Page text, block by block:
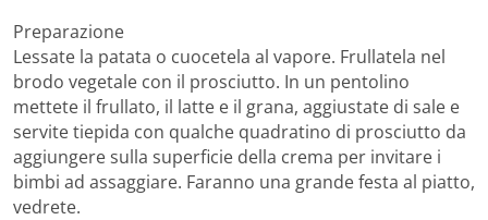
Preparazione
Lessate la patata o cuocetela al vapore. Frullatela nel
brodo vegetale con il prosciutto. In un pentolino
mettete il frullato, il latte e il grana, aggiustate di sale e
servite tiepida con qualche quadratino di prosciutto da
aggiungere sulla superficie della crema per invitare i
bimbi ad assaggiare. Faranno una grande festa al piatto,
vedrete.